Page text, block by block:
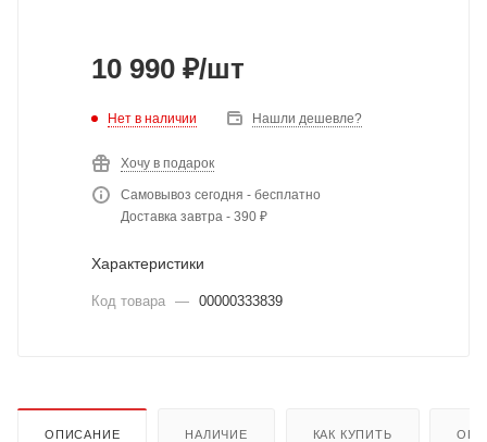
10 990 ₽/шт
Нет в наличии Нашли дешевле?
Хочу в подарок
Самовывоз сегодня - бесплатно
Доставка завтра - 390 ₽
Характеристики
Код товара — 00000333839
ОПИСАНИЕ НАЛИЧИЕ КАК КУПИТЬ